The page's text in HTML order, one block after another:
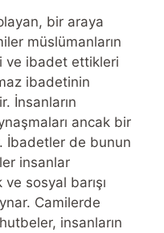
bir araya
müslümanların
ve ibadet ettikleri
ibadetinin
İnsanların
ancak bir
İbadetler de bunun
insanlar
sosyal barışı
Camilerde
insanların